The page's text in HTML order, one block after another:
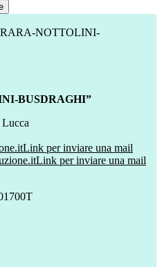
NOTTOLINI-
BUSDRAGHI”
Link per inviare una mail
Link per inviare una mail